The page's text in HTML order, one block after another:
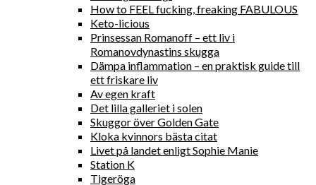
How to FEEL fucking, freaking FABULOUS
Keto-licious
Prinsessan Romanoff – ett liv i
Romanovdynastins skugga
Dämpa inflammation – en praktisk guide till
ett friskare liv
Av egen kraft
Det lilla galleriet i solen
Skuggor över Golden Gate
Kloka kvinnors bästa citat
Livet på landet enligt Sophie Manie
Station K
Tigeröga